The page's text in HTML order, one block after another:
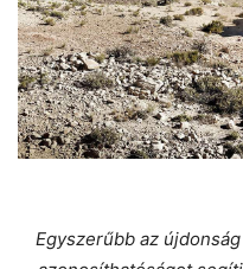
Egyszerűbb az